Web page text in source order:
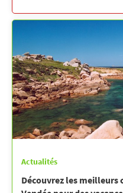
Actualités
Découvrez les meilleurs